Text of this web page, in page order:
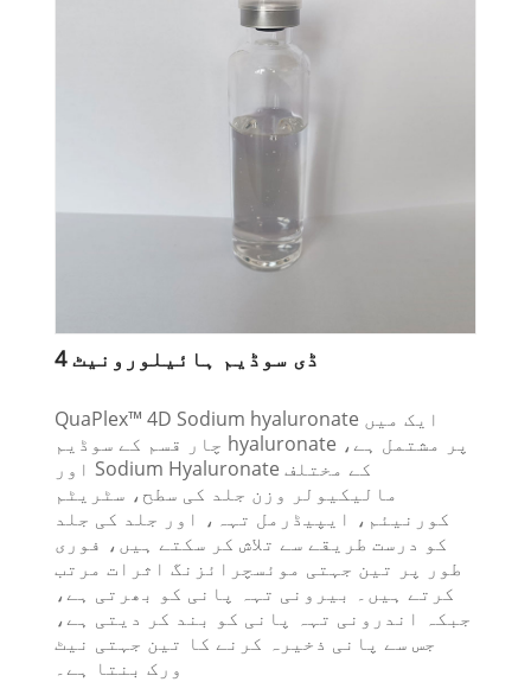
4 ڈی سوڈیم ہائیلورونیٹ
QuaPlex™ 4D Sodium hyaluronate ایک میں
چار قسم کے سوڈیم hyaluronate پر مشتمل ہے،
اور Sodium Hyaluronate کے مختلف
مالیکیولر وزن جلد کی سطح، سٹریٹم
کورنیئم، ایپیڈرمل تہہ، اور جلد کی جلد
کو درست طریقے سے تلاش کر سکتے ہیں، فوری
طور پر تین جہتی موئسچرائزنگ اثرات مرتب
کرتے ہیں۔ بیرونی تہہ پانی کو بھرتی ہے،
جبکہ اندرونی تہہ پانی کو بند کر دیتی ہے،
جس سے پانی ذخیرہ کرنے کا تین جہتی نیٹ
ورک بنتا ہے۔